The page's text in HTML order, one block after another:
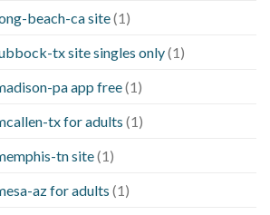
beach-ca site(1)
tx site singles only(1)
pa app free(1)
tx for adults (1)
tn site(1)
az for adults (1)